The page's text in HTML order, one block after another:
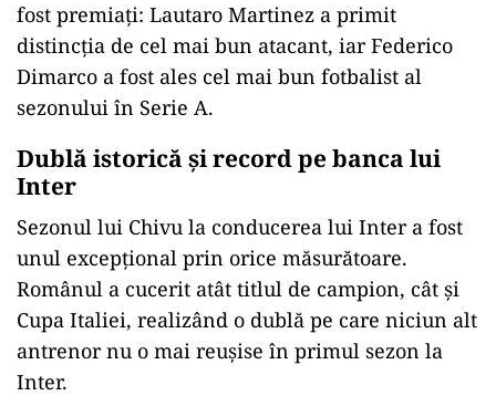
fost premiați: Lautaro Martinez a primit
distincția de cel mai bun atacant, iar Federico
Dimarco a fost ales cel mai bun fotbalist al
sezonului în Serie A.
Dublă istorică și record pe banca lui
Inter
Sezonul lui Chivu la conducerea lui Inter a fost
unul excepțional prin orice măsurătoare.
Românul a cucerit atât titlul de campion, cât și
Cupa Italiei, realizând o dublă pe care niciun alt
antrenor nu o mai reușise în primul sezon la
Inter.